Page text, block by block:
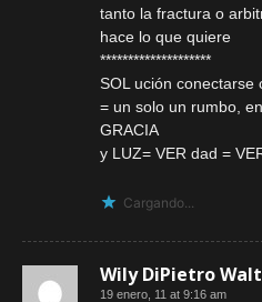
tanto la fractura o
hace lo que quiere
********************
SOL ución conectarse
= un solo un rumbo,
GRACIA
y LUZ= VER dad =
Cargando...
Wily DiPietro
19 enero, 11 at 9:16 am